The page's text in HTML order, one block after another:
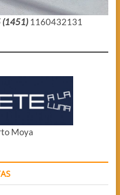
(1451) 1160432131
Moya